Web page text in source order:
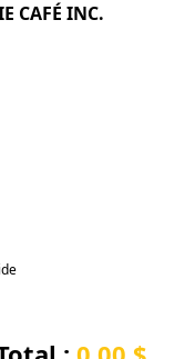
CAFÉ INC.